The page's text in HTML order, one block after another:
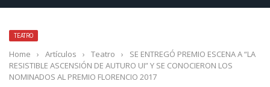
TEATRO
Home › Artículos › Teatro ›
SE ENTREGÓ PREMIO ESCENA A “LA
RESISTIBLE ASCENSIÓN DE AUTURO UI” Y SE CONOCIERON LOS
NOMINADOS AL PREMIO FLORENCIO 2017